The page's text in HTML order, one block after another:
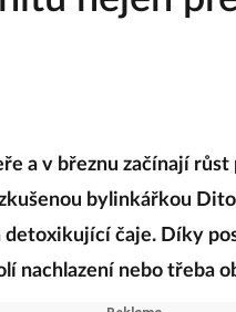
a v březnu začínají
bylinkářkou
čaje. Díky
nachlazení nebo třeba